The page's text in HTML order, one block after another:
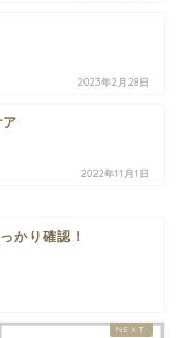
2023年2月28日
ア
2022年11月1日
かり確認！